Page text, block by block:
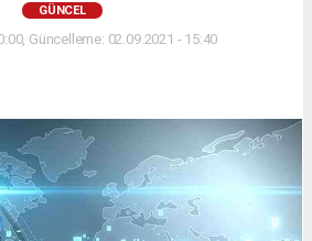
GÜNCEL
Güncelleme: 02.09.2021 - 15:40